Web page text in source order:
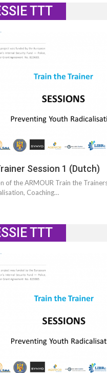
TTT
Session 1 (Dutch)
of the ARMOUR Train the
Coaching…
TTT